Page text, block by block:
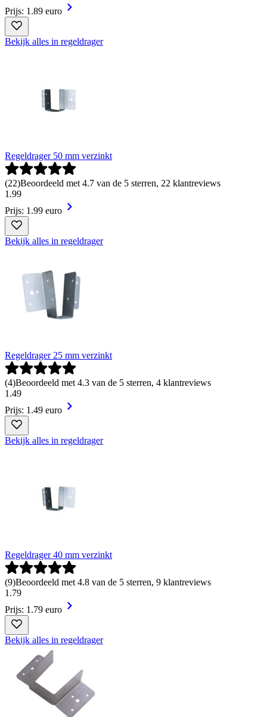
Prijs: 1.89 euro
Bekijk alles in regeldrager
Regeldrager 50 mm verzinkt
(22)Beoordeeld met 4.7 van de 5 sterren, 22 klantreviews
1 .99
Prijs: 1.99 euro
Bekijk alles in regeldrager
Regeldrager 25 mm verzinkt
(4)Beoordeeld met 4.3 van de 5 sterren, 4 klantreviews
1 .49
Prijs: 1.49 euro
Bekijk alles in regeldrager
Regeldrager 40 mm verzinkt
(9)Beoordeeld met 4.8 van de 5 sterren, 9 klantreviews
1 .79
Prijs: 1.79 euro
Bekijk alles in regeldrager